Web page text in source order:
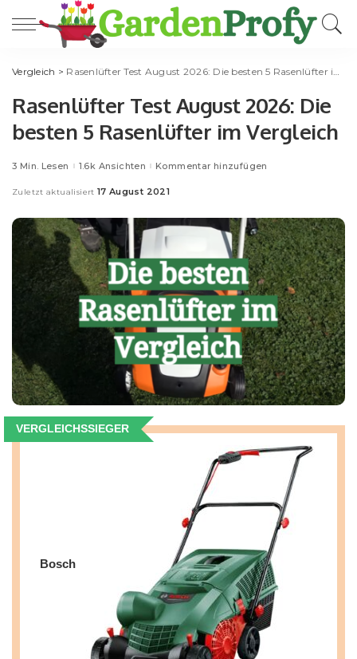
Vergleich > Rasenlüfter Test August 2026: Die besten 5 Rasenlüfter im Vergleich
Rasenlüfter Test August 2026: Die
besten 5 Rasenlüfter im Vergleich
3 Min. Lesen 1.6k Ansichten Kommentar hinzufügen
Zuletzt aktualisiert 17 August 2021
VERGLEICHSSIEGER
Bosch